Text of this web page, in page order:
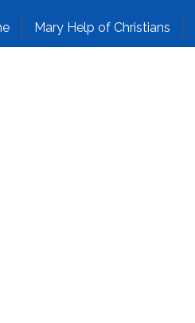
Mary Help of Christians